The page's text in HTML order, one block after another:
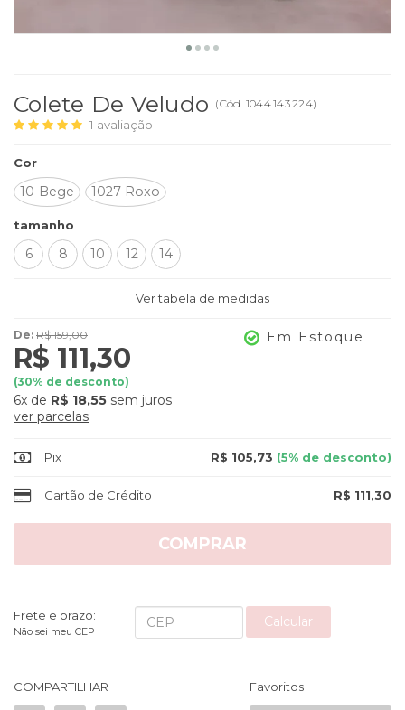
Colete De Veludo (Cód. 1044.143.224)
1 avaliação
Cor
10-Bege 1027-Roxo
tamanho
6 8 10 12 14
Ver tabela de medidas
De: R$ 159,00
R$ 111,30
(30% de desconto)
6x de R$ 18,55 sem juros
ver parcelas
Em Estoque
Pix R$ 105,73 (5% de desconto)
Cartão de Crédito R$ 111,30
COMPRAR
Frete e prazo:
Não sei meu CEP
Calcular
COMPARTILHAR Favoritos